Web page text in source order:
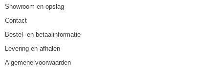
Showroom en opslag
Contact
Bestel- en betaalinformatie
Levering en afhalen
Algemene voorwaarden